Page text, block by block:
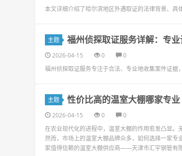
本文详细介绍了哈尔滨地区外遇取证的法律背景、具
主题 福州侦探取证服务详解：专
2026-04-15 0
0
福州侦探取证服务专注于合法、专业地收集案件证据
主题 性价比高的温室大棚哪家专业
2026-04-15 0
0
在农业现代化的进程中，温室大棚的作用愈发凸显。
然而，市场上的温室大棚品牌众多，如何选择一家
家值得信赖的温室大棚供应商——天津市汇宇钢管有